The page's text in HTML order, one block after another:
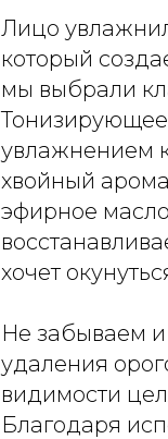
Лицо
который
мы выбрали
увлажнением
хвойный
эфирное
хочет
Не забываем
удаления
видимости
Благодаря